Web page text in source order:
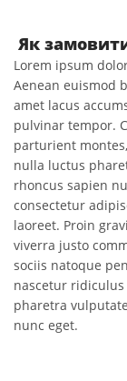
Як
Lorem ipsum
Aenean euismod
amet lacus
pulvinar tempor.
parturient
nulla luctus
rhoncus sapien
consectetur
laoreet. Proin
viverra justo
sociis natoque
nascetur
pharetra
nunc eget.